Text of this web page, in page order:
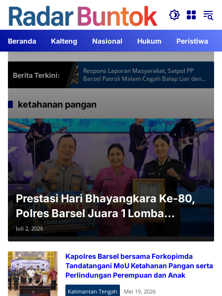
Langsung
konten
Beranda Kalteng Nasional Hukum Peristiwa
Berita Terkini:
Gardu
Lebih
Respons Laporan Masyarakat, Satpol PP
Barsel Patroli Malam Cegah Balap Liar dan
Knalpot Brong
ketahanan pangan
Prestasi Hari Bhayangkara Ke-80,
Polres Barsel Juara 1 Lomba
Serapan Bulog Tingkat Polda
Kalteng
Juli 2, 2026
Kapolres Barsel bersama Forkopimda
Tandatangani MoU Ketahanan Pangan serta
Perlindungan Perempuan dan Anak
Kalimantan Tengah Mei 19, 2026